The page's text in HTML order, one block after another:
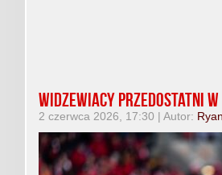
Widzewiacy przedostatni
2 czerwca 2026, 17:30 | Autor: